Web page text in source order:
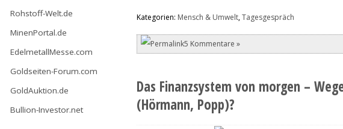
Rohstoff-Welt.de
MinenPortal.de
EdelmetallMesse.com
Goldseiten-Forum.com
GoldAuktion.de
Bullion-Investor.net
Kategorien: Mensch & Umwelt,Tagesgespräch
5 Kommentare »
Das Finanzsystem von morgen –
(Hörmann, Popp)?